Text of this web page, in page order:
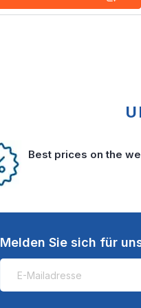
Best prices on the
Melden Sie sich für